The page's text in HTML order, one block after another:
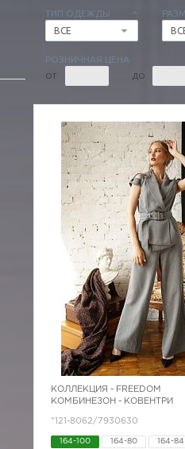
ТИП ОДЕЖДЫ
ВСЕ
РОЗНИЧНАЯ ЦЕНА
ОТ ДО
КОЛЛЕКЦИЯ - FREEDOM
КОМБИНЕЗОН - КОВЕНТРИ
*121-8062/7930630
164-100 164-80 164-84